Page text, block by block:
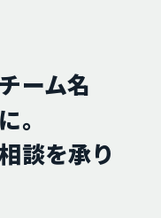
ーム名
。
談を承り